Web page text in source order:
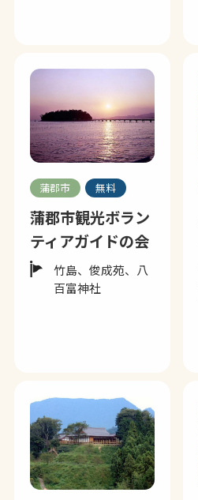
蒲郡市 無料
蒲郡市観光ボラン
ティアガイドの会
竹島、俊成苑、八
百富神社